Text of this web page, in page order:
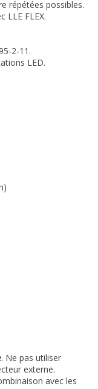
répétées possibles.
LLE FLEX.
2-11.
LED.
. Ne pas utiliser
externe.
avec les